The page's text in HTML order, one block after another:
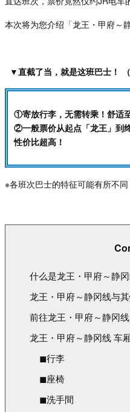
本次将为您介绍「龙王 ・甲府～
▼直截了当，就是这班巴士！
①寄放行李，无需转乘！舒适
②一般票价从起点「龙王」到
性价比超高！
※各班次巴士的特征可能有所不
什么是龙王・甲府～静冈
龙王・甲府～静冈线与
前往龙王・甲府～静冈
龙王・甲府～静冈线 车
◼︎行李
◼︎座椅
◼︎洗手間